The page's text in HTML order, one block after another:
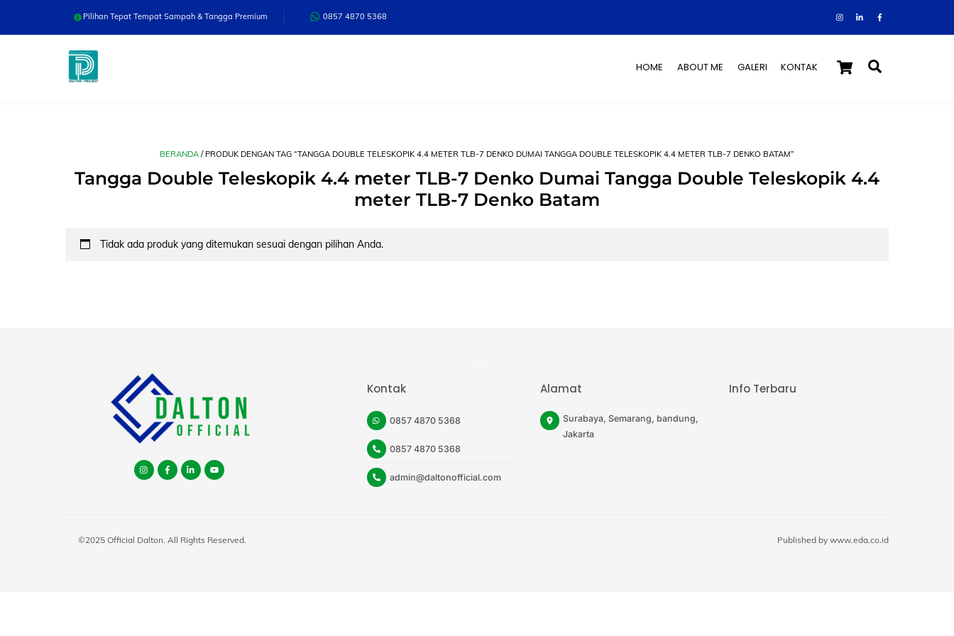
content
Pilihan Tepat Tempat Sampah & Tangga Premium 0857 4870 5368
InstagramFacebookTiktok
Cart
HOME ABOUT ME GALERI KONTAK
BERANDA / PRODUK DENGAN TAG “TANGGA DOUBLE TELESKOPIK 4.4 METER TLB-7 DENKO DUMAI TANGGA DOUBLE TELESKOPIK 4.4 METER TLB-7 DENKO BATAM”
Tangga Double Teleskopik 4.4 meter TLB-7 Denko Dumai Tangga Double Teleskopik 4.4
meter TLB-7 Denko Batam
Tidak ada produk yang ditemukan sesuai dengan pilihan Anda.
Instagramfacebook
tiktokyoutube
Kontak
0857 4870 5368
0857 4870 5368
admin@daltonofficial.com
Alamat
Surabaya, Semarang, bandung,
Jakarta
Info Terbaru
©2025 Official Dalton. All Rights Reserved. Published by www.eda.co.id